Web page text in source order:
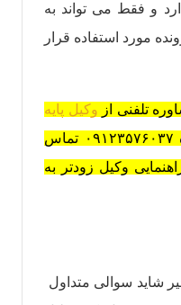
و فقط می تواند به
مورد استفاده قرار
تلفنی از وکیل پایه
با شماره ۰۹۱۲۳۵۷۶۰۳۷ تماس
وکیل زودتر به
شاید سوالی متداول